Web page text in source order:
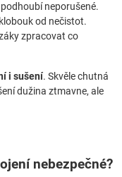
neporušené.
od nečistot.
zpracovat co
i sušení. Skvěle chutná
dužina ztmavne, ale
nebezpečné?